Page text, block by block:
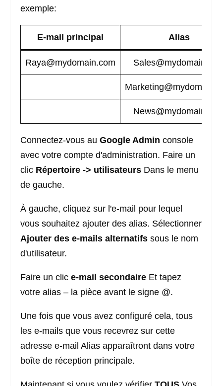
exemple:
E-mail principal Alias
Raya@mydomain.com
Connectez-vous au Google Admin console
avec votre compte d'administration. Faire un
clic Répertoire -> utilisateurs Dans le menu
de gauche.
À gauche, cliquez sur l'e-mail pour lequel
vous souhaitez ajouter des alias. Sélectionner
Ajouter des e-mails alternatifs sous le nom
d'utilisateur.
Faire un clic e-mail secondaire Et tapez
votre alias – la pièce avant le signe @.
Une fois que vous avez configuré cela, tous
les e-mails que vous recevrez sur cette
adresse e-mail Alias ​​apparaîtront dans votre
boîte de réception principale.